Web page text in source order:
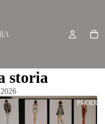
storia